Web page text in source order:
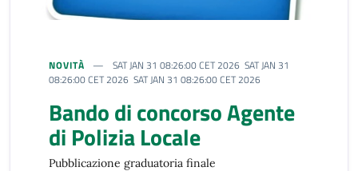
NOVITÀ
SAT JAN 31 08:26:00 CET 2026 SAT JAN 31
08:26:00 CET 2026 SAT JAN 31 08:26:00 CET 2026
Bando di concorso Agente
di Polizia Locale
Pubblicazione graduatoria finale